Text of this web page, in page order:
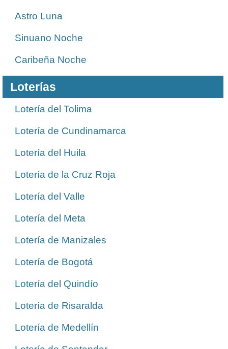
Astro Luna
Sinuano Noche
Caribeña Noche
Loterías
Lotería del Tolima
Lotería de Cundinamarca
Lotería del Huila
Lotería de la Cruz Roja
Lotería del Valle
Lotería del Meta
Lotería de Manizales
Lotería de Bogotá
Lotería del Quindío
Lotería de Risaralda
Lotería de Medellín